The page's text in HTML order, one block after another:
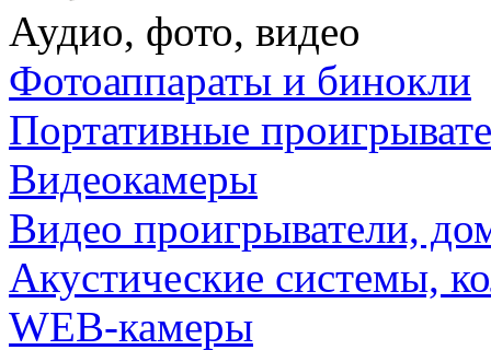
Аудио, фото, видео
Фотоаппараты и бинокли
Портативные
Видеокамеры
Видео проигрыватели,
Акустические системы,
WEB-камеры